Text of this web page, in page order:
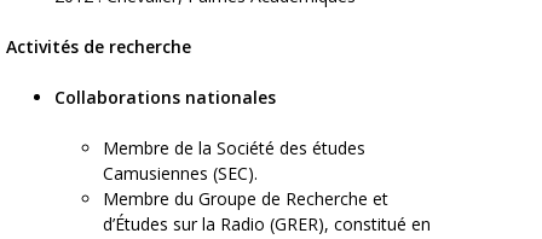
Activités de recherche
Collaborations nationales
Membre de la Société des études
Camusiennes (SEC).
Membre du Groupe de Recherche et
d’Études sur la Radio (GRER), constitué en